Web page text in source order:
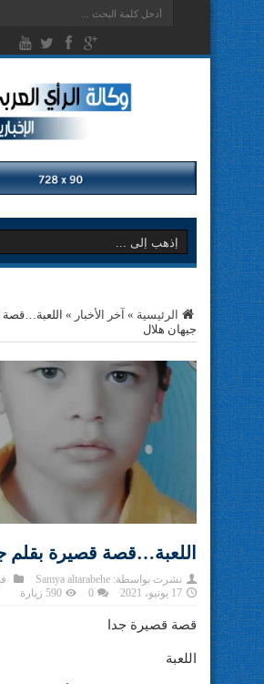
الرئيسية » آخر الأخبار »
جيهان هلال
اللعبة…قصة قصيرة بقلم
نشرت بواسطة: Samya altarabehe
17 يونيو، 2021
0 590 زيارة
قصة قصيرة جدا
اللعبة